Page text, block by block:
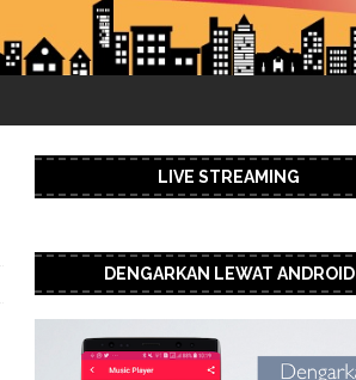
LIVE STREAMING
DENGARKAN LEWAT ANDROID